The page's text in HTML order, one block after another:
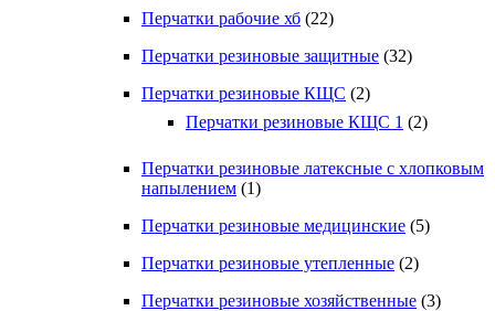
Перчатки рабочие хб (22)
Перчатки резиновые защитные (32)
Перчатки резиновые КЩС (2)
Перчатки резиновые КЩС 1 (2)
Перчатки резиновые латексные с хлопковым
напылением (1)
Перчатки резиновые медицинские (5)
Перчатки резиновые утепленные (2)
Перчатки резиновые хозяйственные (3)